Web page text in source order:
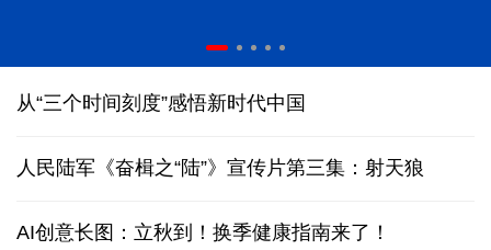
从“三个时间刻度”感悟新时代中国
人民陆军《奋楫之“陆”》宣传片第三集：射天狼
AI创意长图：立秋到！换季健康指南来了！